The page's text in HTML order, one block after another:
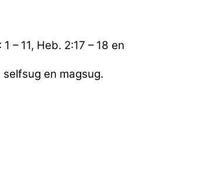
– 11, Heb. 2:17 – 18 en
selfsug en magsug.